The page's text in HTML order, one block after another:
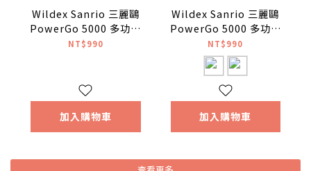
Wildex Sanrio 三麗鷗
PowerGo 5000 多功能
行動電源 Type-C Hello
NT$990
加入購物車
Wildex Sanrio 三麗鷗
PowerGo 5000 多功能
行動電源 Type-C
Kuromi / Hello Kitty
NT$990
加入購物車